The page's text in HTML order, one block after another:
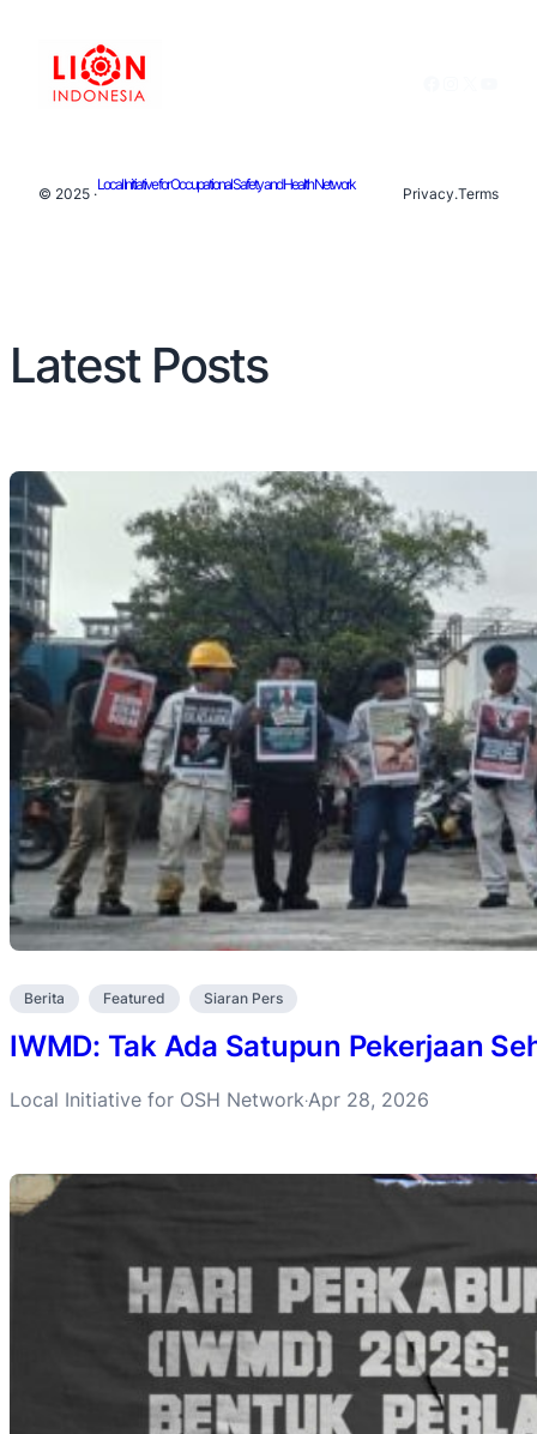
© 2025 ·
Local Initiative for Occupational Safety and Health Network
Privacy.Terms
Latest Posts
Berita Featured Siaran Pers
IWMD: Tak Ada Satupun Pekerjaan
Local Initiative for OSH Network·Apr 28, 2026